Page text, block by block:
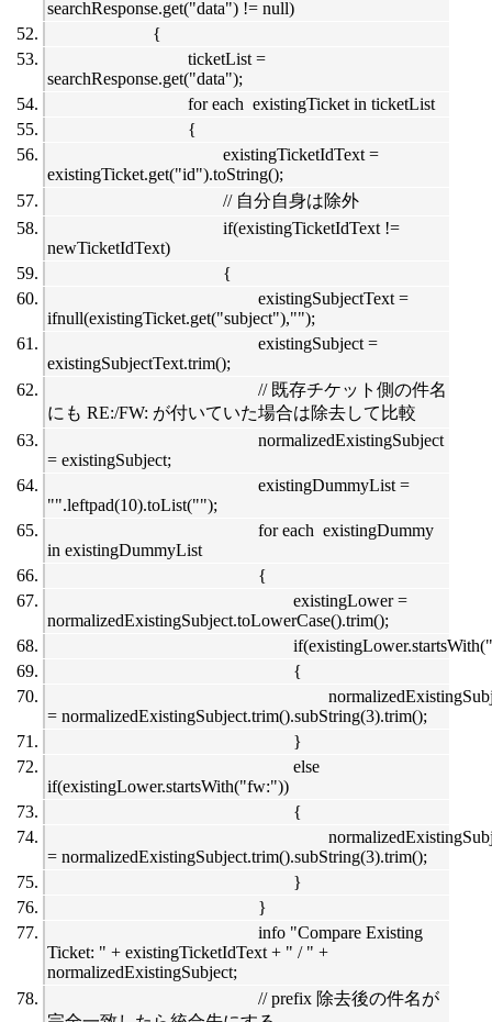
searchResponse.get("data") != null)
{
ticketList =
searchResponse.get("data");
for each existingTicket in ticketList
{
existingTicketIdText =
existingTicket.get("id").toString();
// 自分自身は除外
if(existingTicketIdText !=
newTicketIdText)
{
existingSubjectText =
ifnull(existingTicket.get("subject"),"");
existingSubject =
existingSubjectText.trim();
// 既存チケット側の件名
にも RE:/FW: が付いていた場合は除去して比較
normalizedExistingSubject
= existingSubject;
existingDummyList =
"".leftpad(10).toList("");
for each existingDummy
in existingDummyList
{
existingLower =
normalizedExistingSubject.toLowerCase().trim();
{
= normalizedExistingSubject.trim().subString(3).trim();
}
else
if(existingLower.startsWith("fw:"))
{
= normalizedExistingSubject.trim().subString(3).trim();
}
}
info "Compare Existing
Ticket: " + existingTicketIdText + " / " +
normalizedExistingSubject;
// prefix 除去後の件名が